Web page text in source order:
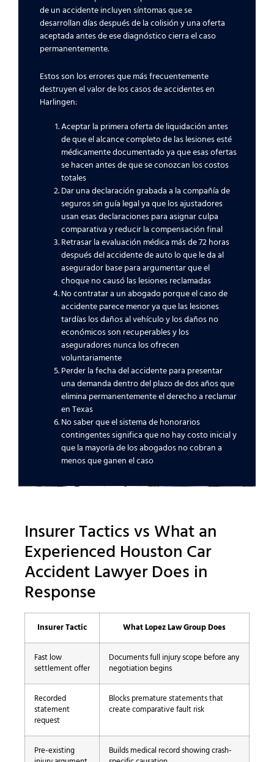
de un accidente incluyen síntomas que se
desarrollan días después de la colisión y una oferta
aceptada antes de ese diagnóstico cierra el caso
permanentemente.
Estos son los errores que más frecuentemente
destruyen el valor de los casos de accidentes en
Harlingen:
Aceptar la primera oferta de liquidación antes
de que el alcance completo de las lesiones esté
médicamente documentado ya que esas ofertas
se hacen antes de que se conozcan los costos
totales
Dar una declaración grabada a la compañía de
seguros sin guía legal ya que los ajustadores
usan esas declaraciones para asignar culpa
comparativa y reducir la compensación final
Retrasar la evaluación médica más de 72 horas
después del accidente de auto lo que le da al
asegurador base para argumentar que el
choque no causó las lesiones reclamadas
No contratar a un abogado porque el caso de
accidente parece menor ya que las lesiones
tardías los daños al vehículo y los daños no
económicos son recuperables y los
aseguradores nunca los ofrecen
voluntariamente
Perder la fecha del accidente para presentar
una demanda dentro del plazo de dos años que
elimina permanentemente el derecho a reclamar
en Texas
No saber que el sistema de honorarios
contingentes significa que no hay costo inicial y
que la mayoría de los abogados no cobran a
menos que ganen el caso
Insurer Tactics vs What an
Experienced Houston Car
Accident Lawyer Does in
Response
Insurer Tactic What Lopez Law Group Does
Fast low
settlement offer
Documents full injury scope before any
negotiation begins
Recorded
statement
request
Blocks premature statements that
create comparative fault risk
Pre-existing
Builds medical record showing crash-